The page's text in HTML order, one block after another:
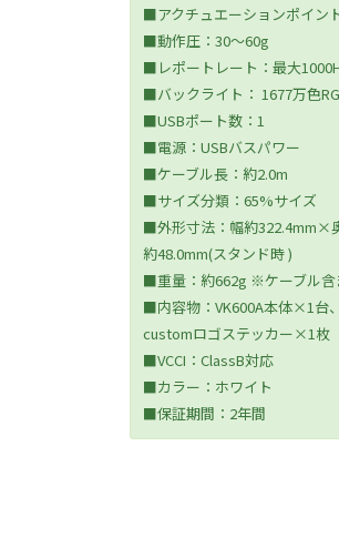
■アクチュエーションポイン
■動作圧：30～60g
■レポートレート：最大
■バックライト： 1677万色
■USBポート数：1
■電源：USBバスパワー
■ケーブル長：約2.0m
■サイズ分類：65%サイズ
■外形寸法：幅約322.4mm×
約48.0mm(スタンド時 )
■重量：約662g ※ケーブル含
■内容物：VK600A本体×1台
customロゴステッカー×1枚
■VCCI：ClassB対応
■カラー：ホワイト
■保証期間：2年間